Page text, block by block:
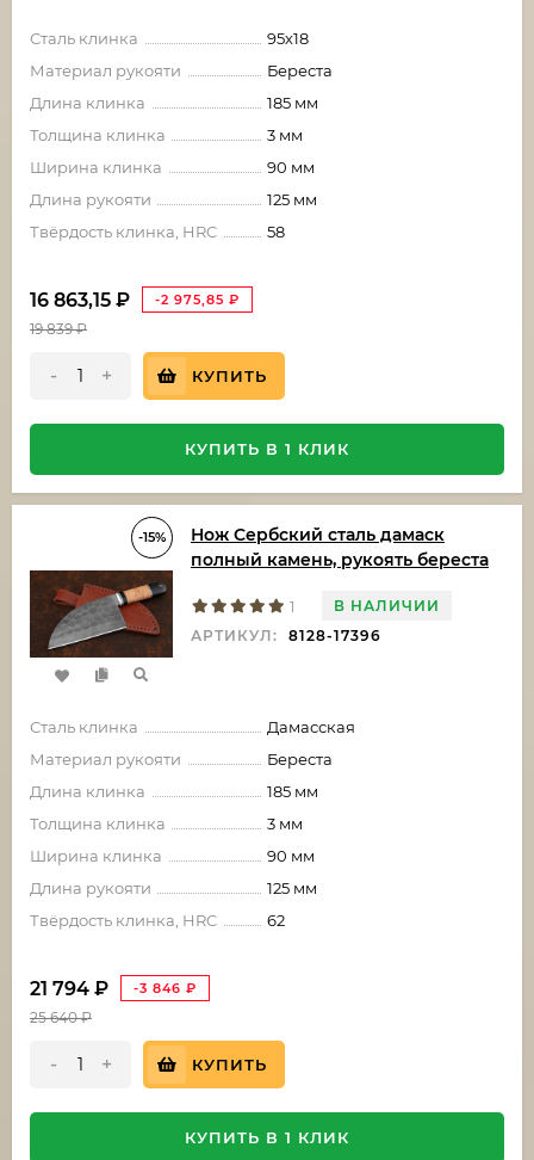
Сталь клинка
95х18
Материал рукояти
Береста
Длина клинка
185 мм
Толщина клинка
3 мм
Ширина клинка
90 мм
Длина рукояти
125 мм
Твёрдость клинка, HRC
58
16 863,15 ₽ -2 975,85 ₽
19 839₽
- + КУПИТЬ
КУПИТЬ В 1 КЛИК
-15%
Нож Сербский сталь дамаск
полный камень, рукоять береста
1
В НАЛИЧИИ
АРТИКУЛ:
8128-17396
Сталь клинка
Дамасская
Материал рукояти
Береста
Длина клинка
185 мм
Толщина клинка
3 мм
Ширина клинка
90 мм
Длина рукояти
125 мм
Твёрдость клинка, HRC
62
21 794 ₽ -3 846 ₽
25 640₽
- + КУПИТЬ
КУПИТЬ В 1 КЛИК